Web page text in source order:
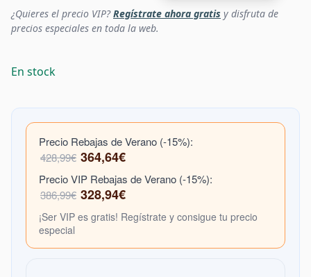
¿Quieres el precio VIP?Regístrate ahora gratis y disfruta de
precios especiales en toda la web.
En stock
Precio Rebajas de Verano (-15%):
428,99€ 364,64€
Precio VIP Rebajas de Verano (-15%):
386,99€ 328,94€
¡Ser VIP es gratis! Regístrate y consigue tu precio
especial